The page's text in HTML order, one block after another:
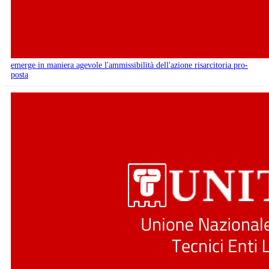
emerge in maniera agevole l'ammissibilità dell'azione risarcitoria pro-
posta